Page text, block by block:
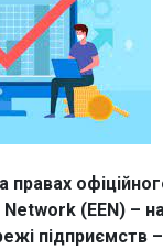
правах
(EEN) –
підприємств